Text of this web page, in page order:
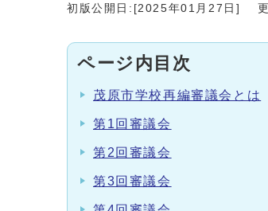
初版公開日:[2025年01月27日]
ページ内目次
茂原市学校再編審議会とは
第1回審議会
第2回審議会
第3回審議会